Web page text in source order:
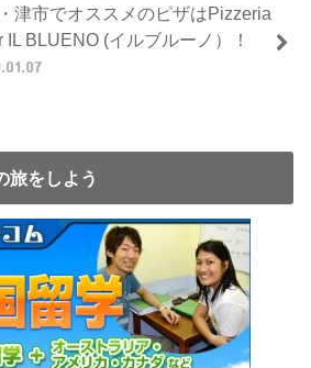
津市でオススメのピザはPizzeria
IL BLUENO (イルブルーノ）！
旅をしよう